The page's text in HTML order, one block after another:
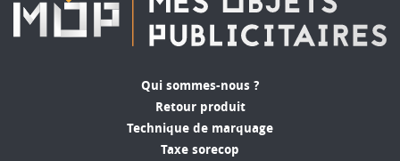
Qui sommes-nous ?
Retour produit
Technique de marquage
Taxe sorecop